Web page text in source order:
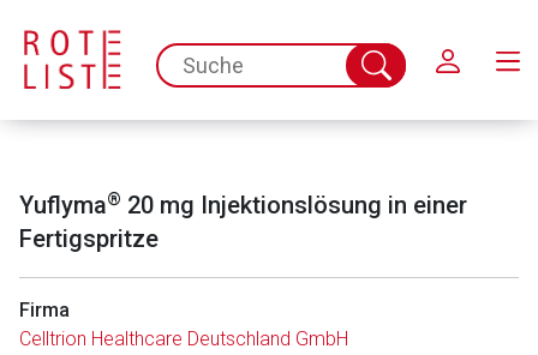
spc.search.input.placeholder
Suche
abschicken
Yuflyma® 20 mg Injektionslösung in einer
Fertigspritze
Firma
Celltrion Healthcare Deutschland GmbH